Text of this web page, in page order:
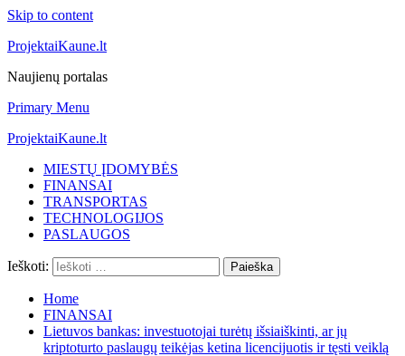
Skip to content
ProjektaiKaune.lt
Naujienų portalas
Primary Menu
ProjektaiKaune.lt
MIESTŲ ĮDOMYBĖS
FINANSAI
TRANSPORTAS
TECHNOLOGIJOS
PASLAUGOS
Ieškoti:
Home
FINANSAI
Lietuvos bankas: investuotojai turėtų išsiaiškinti, ar jų
kriptoturto paslaugų teikėjas ketina licencijuotis ir tęsti veiklą